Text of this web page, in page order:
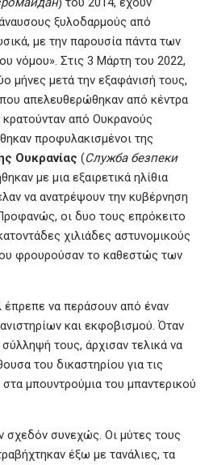
ξυλοδαρμούς από
με την παρουσία πάντα των
νόμου». Στις 3 Μάρτη του 2022,
μήνες μετά την εξαφάνισή τους,
απελευθερώθηκαν από κέντρα
από Ουκρανούς
προφυλακισμένοι της
Ουκρανίας (Служба безпеки
με μια εξαιρετικά ηλίθια
να ανατρέψουν την κυβέρνηση
οι δυο τους επρόκειτο
χιλιάδες αστυνομικούς
φρουρούσαν το καθεστώς των
έπρεπε να περάσουν από έναν
και εκφοβισμού. Όταν
τους, άρχισαν τελικά να
του δικαστηρίου για τις
μπουντρούμια του μπαντερικού
σχεδόν συνεχώς. Οι μύτες τους
έξω με τανάλιες, τα